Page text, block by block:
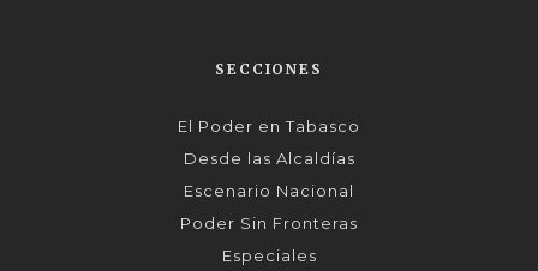
SECCIONES
El Poder en Tabasco
Desde las Alcaldías
Escenario Nacional
Poder Sin Fronteras
Especiales